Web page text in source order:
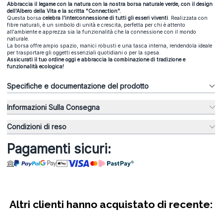
Abbraccia il legame con la natura con la nostra borsa naturale verde, con il design
dell'Albero della Vita e la scritta "Connection".
Questa borsa celebra l'interconnessione di tutti gli esseri viventi . Realizzata con
fibre naturali, è un simbolo di unità e crescita, perfetta per chi è attento
all'ambiente e apprezza sia la funzionalità che la connessione con il mondo
naturale.
La borsa offre ampio spazio, manici robusti e una tasca interna, rendendola ideale
per trasportare gli oggetti essenziali quotidiani o per la spesa.
Assicurati il tuo ordine oggi e abbraccia la combinazione di tradizione e
funzionalità ecologica!
Specifiche e documentazione del prodotto
Informazioni Sulla Consegna
Condizioni di reso
Pagamenti sicuri:
Altri clienti hanno acquistato di recente: